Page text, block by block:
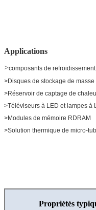
Applications
>composants de
>Disques de stockage de
>Réservoir de captage de
>Téléviseurs à LED et lampes à
>Modules de mémoire RDRAM
>Solution thermique de micro-
Propriétés